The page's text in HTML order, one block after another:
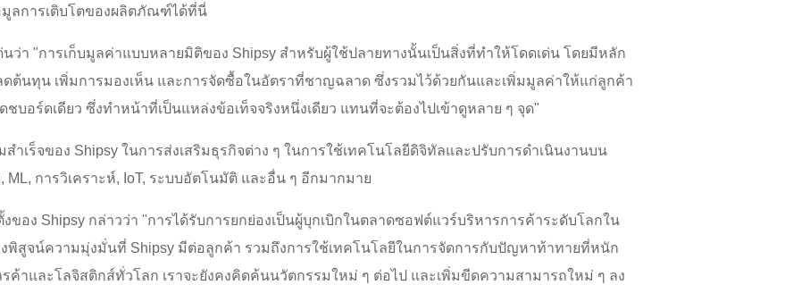
มูลการเติบโตของผลิตภัณฑ์ได้ที่นี่
นว่า "การเก็บมูลค่าแบบหลายมิติของ Shipsy สำหรับผู้ใช้ปลายทางนั้นเป็นสิ่งที่ทำให้โดดเด่น โดยมีหลัก
ต้นทุน เพิ่มการมองเห็น และการจัดซื้อในอัตราที่ชาญฉลาด ซึ่งรวมไว้ด้วยกันและเพิ่มมูลค่าให้แก่ลูกค้า
อร์ดเดียว ซึ่งทำหน้าที่เป็นแหล่งข้อเท็จจริงหนึ่งเดียว แทนที่จะต้องไปเข้าดูหลาย ๆ จุด"
ำเร็จของ Shipsy ในการส่งเสริมธุรกิจต่าง ๆ ในการใช้เทคโนโลยีดิจิทัลและปรับการดำเนินงานบน
การวิเคราะห์, IoT, ระบบอัตโนมัติ และอื่น ๆ อีกมากมาย
ของ Shipsy กล่าวว่า "การได้รับการยกย่องเป็นผู้บุกเบิกในตลาดซอฟต์แวร์บริหารการค้าระดับโลกใน
งพิสูจน์ความมุ่งมั่นที่ Shipsy มีต่อลูกค้า รวมถึงการใช้เทคโนโลยีในการจัดการกับปัญหาท้าทายที่หนัก
ค้าและโลจิสติกส์ทั่วโลก เราจะยังคงคิดค้นนวัตกรรมใหม่ ๆ ต่อไป และเพิ่มขีดความสามารถใหม่ ๆ ลง